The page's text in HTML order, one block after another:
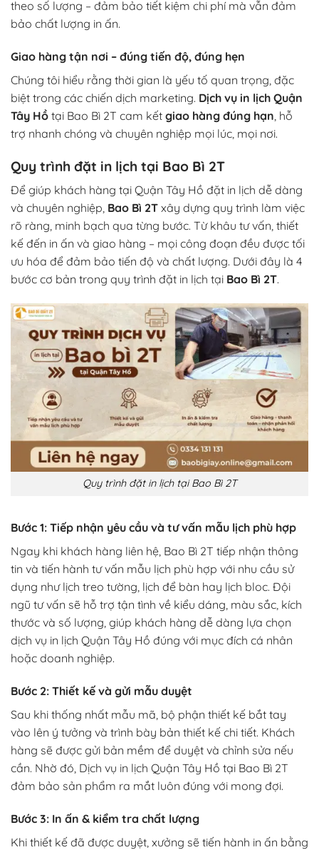
theo số lượng – đảm bảo tiết kiệm chi phí mà vẫn đảm
bảo chất lượng in ấn.
Giao hàng tận nơi – đúng tiến độ, đúng hẹn
Chúng tôi hiểu rằng thời gian là yếu tố quan trọng, đặc
biệt trong các chiến dịch marketing. Dịch vụ in lịch Quận
Tây Hồ tại Bao Bì 2T cam kết giao hàng đúng hạn, hỗ
trợ nhanh chóng và chuyên nghiệp mọi lúc, mọi nơi.
Quy trình đặt in lịch tại Bao Bì 2T
Để giúp khách hàng tại Quận Tây Hồ đặt in lịch dễ dàng
và chuyên nghiệp, Bao Bì 2T xây dựng quy trình làm việc
rõ ràng, minh bạch qua từng bước. Từ khâu tư vấn, thiết
kế đến in ấn và giao hàng – mọi công đoạn đều được tối
ưu hóa để đảm bảo tiến độ và chất lượng. Dưới đây là 4
bước cơ bản trong quy trình đặt in lịch tại Bao Bì 2T.
Quy trình đặt in lịch tại Bao Bì 2T
Bước 1: Tiếp nhận yêu cầu và tư vấn mẫu lịch phù hợp
Ngay khi khách hàng liên hệ, Bao Bì 2T tiếp nhận thông
tin và tiến hành tư vấn mẫu lịch phù hợp với nhu cầu sử
dụng như lịch treo tường, lịch để bàn hay lịch bloc. Đội
ngũ tư vấn sẽ hỗ trợ tận tình về kiểu dáng, màu sắc, kích
thước và số lượng, giúp khách hàng dễ dàng lựa chọn
dịch vụ in lịch Quận Tây Hồ đúng với mục đích cá nhân
hoặc doanh nghiệp.
Bước 2: Thiết kế và gửi mẫu duyệt
Sau khi thống nhất mẫu mã, bộ phận thiết kế bắt tay
vào lên ý tưởng và trình bày bản thiết kế chi tiết. Khách
hàng sẽ được gửi bản mềm để duyệt và chỉnh sửa nếu
cần. Nhờ đó, Dịch vụ in lịch Quận Tây Hồ tại Bao Bì 2T
đảm bảo sản phẩm ra mắt luôn đúng với mong đợi.
Bước 3: In ấn & kiểm tra chất lượng
Khi thiết kế đã được duyệt, xưởng sẽ tiến hành in ấn bằng